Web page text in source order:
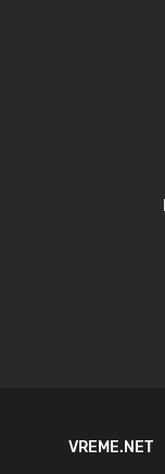
VREME.NET